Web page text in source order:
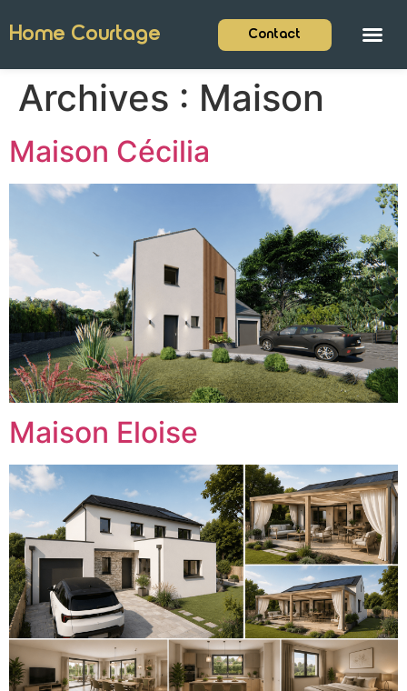
Home Courtage Contact
Archives : Maison
Maison Cécilia
Maison Eloise